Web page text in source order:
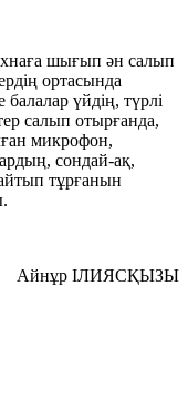
шығып ән салып
ортасында
үйдің, түрлі
салып отырғанда,
микрофон,
сондай-ақ,
айтып тұрғанын
Айнұр ІЛИЯСҚЫЗЫ